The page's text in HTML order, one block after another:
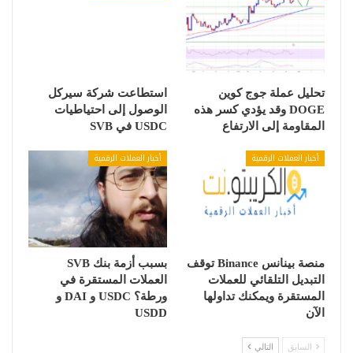
تحليل عملة جوج كوين
DOGE وقد يؤدي كسر هذه
المقاومة إلى الارتفاع
استطاعت شركة سيركل
الوصول إلى احتياطيات
USDC في SVB
أخبار العملات الرقمية
منصة بينانس Binance توقف
التبديل التلقائي للعملات
المستقرة ويمكنك تداولها
الآن
أخبار العملات الرقمية
بسبب أزمة بنك SVB
العملات المستقرة في
ورطة؟ USDC و DAI و
USDD
السابق التالي